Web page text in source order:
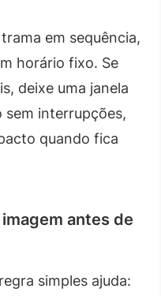
em sequência,
horário fixo. Se
deixe uma janela
sem interrupções,
quando fica
antes de
simples ajuda: